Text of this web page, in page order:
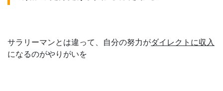
サラリーマンとは違って、自分の努力がダイレクトに収入
になるのがやりがいを